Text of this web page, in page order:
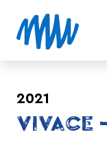
2021
VIVACE